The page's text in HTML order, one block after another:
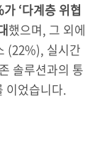
‘다계층 위협
했으며, 그 외에
(22%), 실시간
솔루션과의 통
이었습니다.